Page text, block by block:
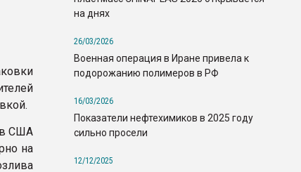
в США
на
на днях
26/03/2026
Военная операция в Иране привела к
подорожанию полимеров в РФ
16/03/2026
Показатели нефтехимиков в 2025 году
сильно просели
12/12/2025